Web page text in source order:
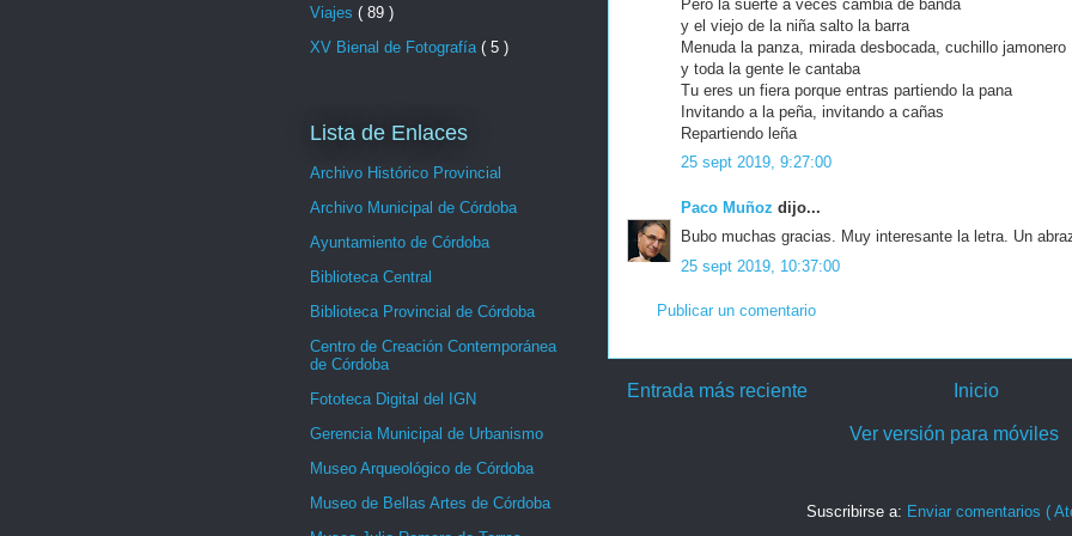
Pero la suerte a veces cambia de banda
y el viejo de la niña salto la barra
Menuda la panza, mirada desbocada, cuchillo jamonero
y toda la gente le cantaba
Tu eres un fiera porque entras partiendo la pana
Invitando a la peña, invitando a cañas
Repartiendo leña
25 sept 2019, 9:27:00
Paco Muñoz dijo...
Bubo muchas gracias. Muy interesante la letra. Un
25 sept 2019, 10:37:00
Publicar un comentario
Entrada más reciente Inicio
Ver versión para móviles
Suscribirse a: Enviar comentarios (
Viajes ( 89 )
XV Bienal de Fotografía ( 5 )
Lista de Enlaces
Archivo Histórico Provincial
Archivo Municipal de Córdoba
Ayuntamiento de Córdoba
Biblioteca Central
Biblioteca Provincial de Córdoba
Centro de Creación Contemporánea
de Córdoba
Fototeca Digital del IGN
Gerencia Municipal de Urbanismo
Museo Arqueológico de Córdoba
Museo de Bellas Artes de Córdoba